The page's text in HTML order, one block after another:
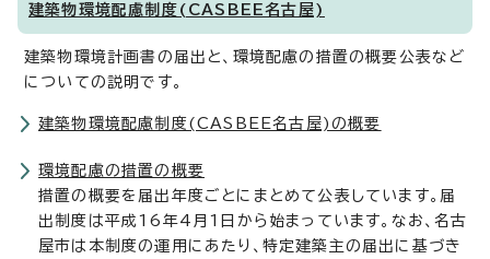
建築物環境配慮制度(CASBEE名古屋)
建築物環境計画書の届出と、環境配慮の措置の概要公表など
についての説明です。
建築物環境配慮制度(CASBEE名古屋)の概要
環境配慮の措置の概要
措置の概要を届出年度ごとにまとめて公表しています。届
出制度は平成16年4月1日から始まっています。なお、名古
屋市は本制度の運用にあたり、特定建築主の届出に基づき